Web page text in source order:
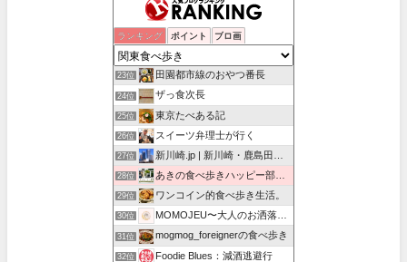
ランキング ポイント ブロ画
21位 昭和の残り香を探して
22位 孤高の千葉グルメ
23位 田園都市線のおやつ番長
24位 ザっ食次長
25位 東京たべある記
26位 スイーツ弁理士が行く
27位 新川崎.jp | 新川崎・鹿島田の地域情報配信中！
28位 あきの食べ歩きハッピー部｜東長崎・西武池袋線沿線グルメ
29位 ワンコイン的食べ歩き生活。
30位 MOMOJEU〜大人のお洒落な旅とグルメ。
31位 mogmog_foreignerの食べ歩き
32位 Foodie Blues：減酒逃避行